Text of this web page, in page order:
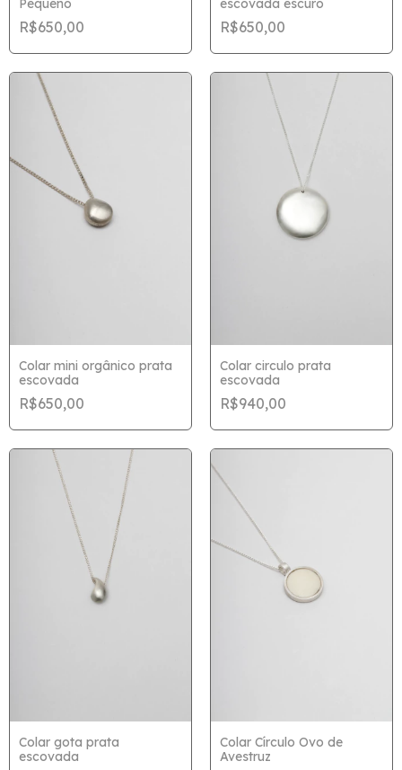
Pequeno
R$650,00
escovada escuro
R$650,00
Colar mini orgânico prata
escovada
R$650,00
Colar circulo prata
escovada
R$940,00
Colar gota prata
escovada
Colar Círculo Ovo de
Avestruz